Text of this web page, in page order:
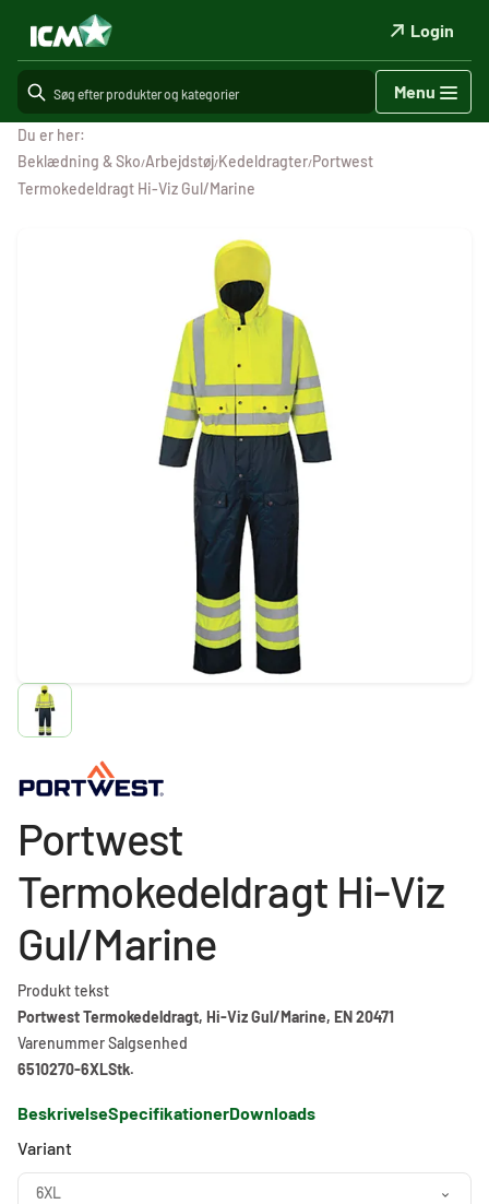
Login
Menu
Du er her:
Beklædning & Sko/Arbejdstøj/Kedeldragter/Portwest
Termokedeldragt Hi-Viz Gul/Marine
Portwest
Termokedeldragt Hi-Viz
Gul/Marine
Produkt tekst
Portwest Termokedeldragt, Hi-Viz Gul/Marine, EN 20471
Varenummer
6510270-6XL
Salgsenhed
Stk.
BeskrivelseSpecifikationerDownloads
Variant
6XL